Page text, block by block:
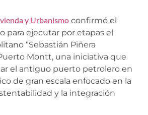
y Urbanismo confirmó el
para ejecutar por etapas el
“Sebastián Piñera
Montt, una iniciativa que
el antiguo puerto petrolero en
de gran escala enfocado en la
y la integración